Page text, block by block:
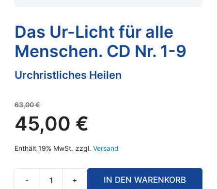
Das Ur-Licht für alle
Menschen. CD Nr. 1-9
Urchristliches Heilen
63,00€Ursprünglicher
Preis
war:
63,00 €
45,00 €
Aktueller
Preis
ist:
45,00 €.
Enthält 19% MwSt. zzgl. Versand
- + IN DEN WARENKORB